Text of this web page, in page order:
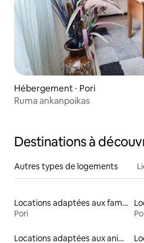
Hébergement ⋅ Pori
Ruma ankanpoikas
Destinations à
Autres types de logements
Locations adaptées aux familles
Pori
Locations adaptées aux animaux